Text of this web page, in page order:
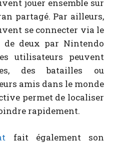
jouer ensemble sur
partagé. Par ailleurs,
se connecter via le
deux par Nintendo
utilisateurs peuvent
des batailles ou
amis dans le monde
permet de localiser
rapidement.
fait également son